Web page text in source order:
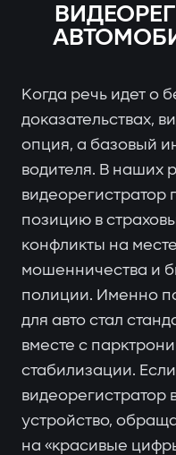
Когда речь идет о
доказательствах,
опция, а базовый
водителя. В наших
видеорегистратор
позицию в
конфликты на
мошенничества и
полиции. Именно
для авто стал
вместе с
стабилизации.
видеорегистратор
устройство,
на «красивые